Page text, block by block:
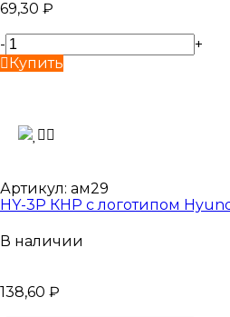
69,30 ₽
-
+
Купить
Артикул: ам29
HY-3P КНР с логотипом
В наличии
138,60 ₽